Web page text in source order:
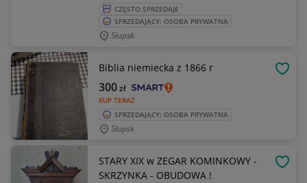
CZĘSTO SPRZEDAJE
SPRZEDAJĄCY: OSOBA PRYWATNA
Słupsk
Biblia niemiecka z 1866 r
KUP TERAZ
300zł
SPRZEDAJĄCY: OSOBA PRYWATNA
Słupsk
STARY XIX w ZEGAR KOMINKOWY -
SKRZYNKA - OBUDOWA !